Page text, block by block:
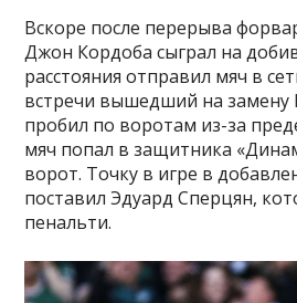
Вскоре после перерыва
Джон Кордоба сыграл на
расстояния отправил мяч в
встречи вышедший на
пробил по воротам из-за
мяч попал в защитника
ворот. Точку в игре в
поставил Эдуард Сперцян,
пенальти.